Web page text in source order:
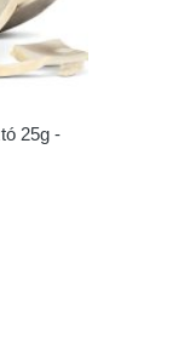
25g -